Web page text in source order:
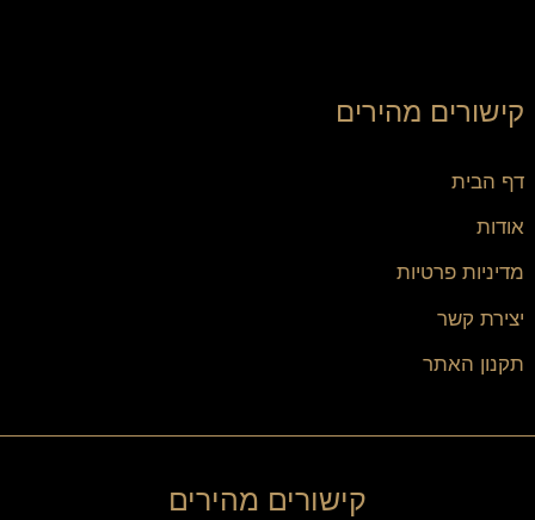
קישורים מהירים
דף הבית
אודות
מדיניות פרטיות
יצירת קשר
תקנון האתר
קישורים מהירים